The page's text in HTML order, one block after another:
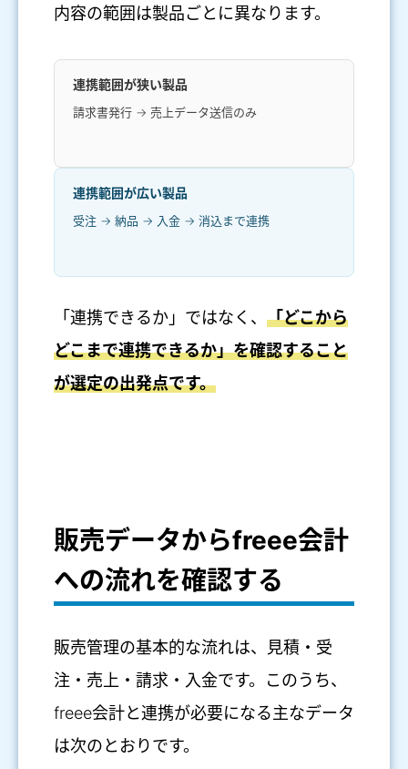
内容の範囲は製品ごとに異なります。
連携範囲が狭い製品
請求書発行 → 売上データ送信のみ
連携範囲が広い製品
受注 → 納品 → 入金 → 消込まで連携
「連携できるか」ではなく、 「どこから
どこまで連携できるか」を確認すること
が選定の出発点です。
販売データからfreee会計
への流れを確認する
販売管理の基本的な流れは、見積・受
注・売上・請求・入金です。このうち、
freee会計と連携が必要になる主なデータ
は次のとおりです。